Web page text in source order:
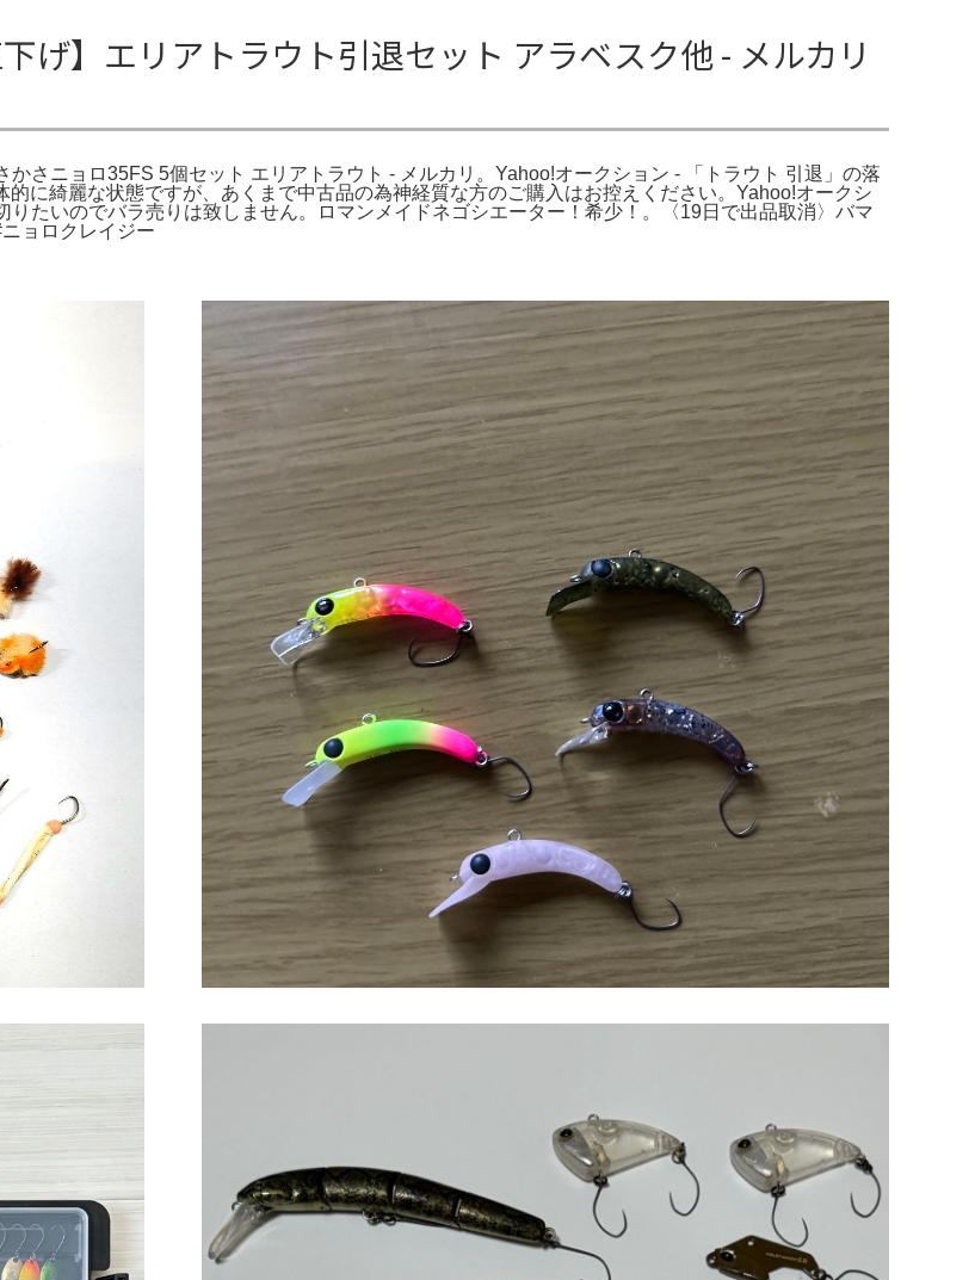
】エリアトラウト引退セット アラベスク他 - メルカリ
さニョロ35FS 5個セット エリアトラウト - メルカリ。Yahoo!オークション - 「トラウト 引退」の落
に綺麗な状態ですが、あくまで中古品の為神経質な方のご購入はお控えください。Yahoo!オークシ
たいのでバラ売りは致しません。ロマンメイドネゴシエーター！希少！。〈19日で出品取消〉バマ
ョロクレイジー